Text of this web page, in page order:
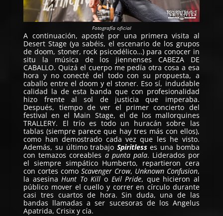
Fotografía oficial
A continuación, aposté por una primera visita al
Desert Stage (ya sabéis, el escenario de los grupos
de doom, stoner, rock psicodélico…) para conocer in
situ la música de los jiennenses CABEZA DE
CABALLO. Quizá el cuerpo me pedía otra cosa a esa
hora y no conecté del todo con su propuesta, a
caballo entre el doom y el stoner. Eso sí, indudable
calidad la de esta banda que con profesionalidad
hizo frente al sol de justicia que imperaba.
Después, tiempo de ver el primer concierto del
festival en el Main Stage, el de los mallorquines
TRALLERY. El trío es todo un huracán sobre las
tablas (siempre parece que hay tres más con ellos),
como han demostrado cada vez que les he visto.
Además, su último trabajo Spiritlesses una bomba
con temazos coreables a punta pala. Liderados por
el siempre simpático Humberto, repartieron cera
con cortes como Scavenger Crow, Unknown Confusion,
la asesina Hunt To Kill o Evil Pride, que hicieron al
público mover el cuello y correr en círculo durante
casi tres cuartos de hora. Sin duda, una de las
bandas llamadas a ser sucesoras de los Angelus
Apatrida, Crisix y cía.